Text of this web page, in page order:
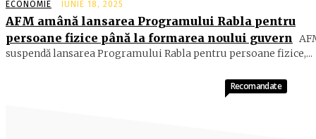
ECONOMIE IUNIE 18, 2025
AFM amână lansarea Programului Rabla pentru
persoane fizice până la formarea noului guvern
suspendă lansarea Programului Rabla pentru persoane fizice,...
Recomandate